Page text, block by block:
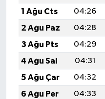
1 Ağu Cts
04:26
2 Ağu Paz
04:28
3 Ağu Pts
04:29
4 Ağu Sal
04:31
5 Ağu Çar
04:32
6 Ağu Per
04:33